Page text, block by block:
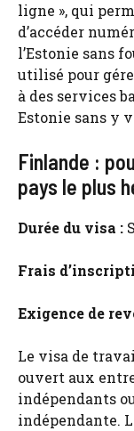
ligne », qui
d’accéder
l’Estonie sans
utilisé pour
à des services
Estonie sans y
Finlande :
pays le plus
Durée du visa :
Frais
Exigence de
Le visa de
ouvert aux
indépendants
indépendante.